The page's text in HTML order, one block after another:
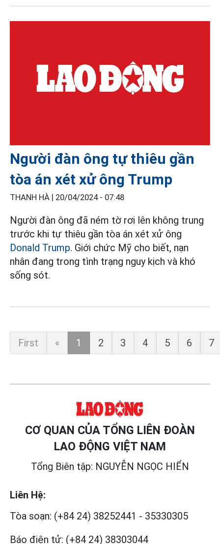
Người đàn ông tự thiêu gần
tòa án xét xử ông Trump
THANH HÀ | 20/04/2024 - 07:48
Người đàn ông đã ném tờ rơi lên không trung
trước khi tự thiêu gần tòa án xét xử ông
Donald Trump. Giới chức Mỹ cho biết, nạn
nhân đang trong tình trạng nguy kịch và khó
sống sót.
First « 1 2 3 4 5 6 7
CƠ QUAN CỦA TỔNG LIÊN ĐOÀN
LAO ĐỘNG VIỆT NAM
Tổng Biên tập: NGUYỄN NGỌC HIỂN
Liên Hệ:
Tòa soạn: (+84 24) 38252441 - 35330305
Báo điện tử: (+84 24) 38303044